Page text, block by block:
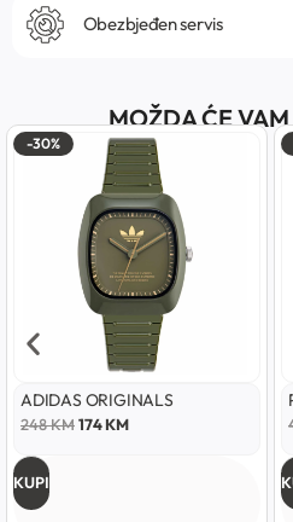
Obezbjeđen servis
MOŽDA ĆE
-30%
ADIDAS ORIGINALS
248KM174KM
KUPI